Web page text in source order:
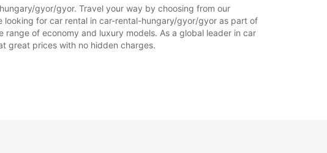
gyor/gyor. Travel your way by choosing from our
for car rental in car-rental-hungary/gyor/gyor as part of
of economy and luxury models. As a global leader in car
great prices with no hidden charges.